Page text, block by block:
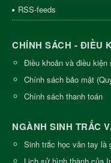
RSS-feeds
CHÍNH SÁCH - ĐIỀU
Điều khoản và điều kiện
Chính sách bảo mật
Chính sách thanh toán
NGÀNH SINH TRẮC
Sinh trắc học vân tay là
Lịch sử hình thành của